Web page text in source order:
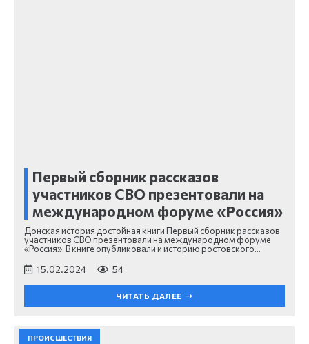
Первый сборник рассказов
участников СВО презентовали на
международном форуме «Россия»
Донская история достойная книги Первый сборник рассказов
участников СВО презентовали на международном форуме
«Россия». В книге опубликовали и историю ростовского…
15.02.2024 54
ЧИТАТЬ ДАЛЕЕ
ПРОИСШЕСТВИЯ